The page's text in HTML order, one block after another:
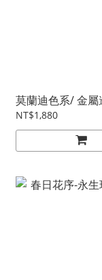
莫蘭迪色系/ 金屬
NT$1,880